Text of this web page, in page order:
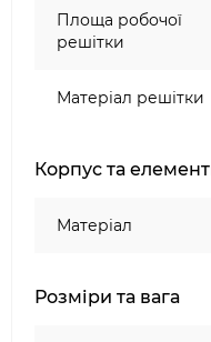
спеціальний
для
приготовлені
очищення.
моделлю
Площа робочої
решітки
Матеріал решітки
Корпус та
Матеріал
Розміри та вага